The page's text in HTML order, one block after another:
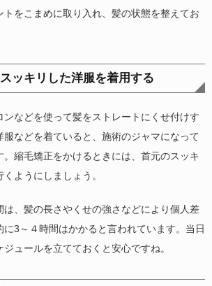
トをこまめに取り入れ、髪の状態を整えてお
ッキリした洋服を着用する
などを使って髪をストレートにくせ付けす
服などを着ていると、施術のジャマになって
。縮毛矯正をかけるときには、首元のスッキ
ようにしましょう。
は、髪の長さやくせの強さなどにより個人差
3～４時間はかかると言われています。当日
ュールを立てておくと安心ですね。